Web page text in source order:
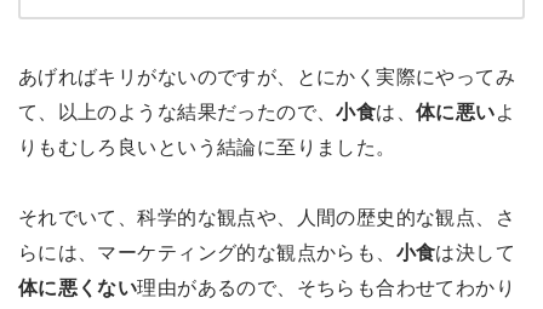
あげればキリがないのですが、とにかく実際にやってみ
て、以上のような結果だったので、小食は、体に悪いよ
りもむしろ良いという結論に至りました。
それでいて、科学的な観点や、人間の歴史的な観点、さ
らには、マーケティング的な観点からも、 小食は決して
体に悪くない理由があるので、そちらも合わせてわかり